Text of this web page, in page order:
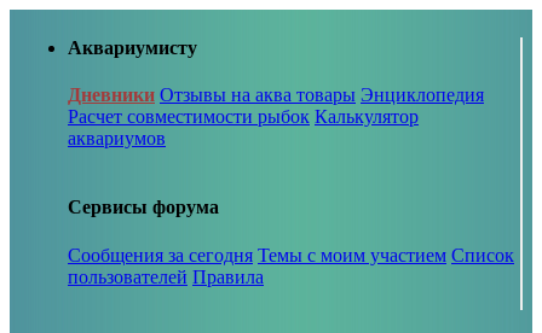
Аквариумисту
Дневники Отзывы на аква товары Энциклопедия
Расчет совместимости рыбок Калькулятор
аквариумов
Сервисы форума
Сообщения за сегодня Темы с моим участием Список
пользователей Правила